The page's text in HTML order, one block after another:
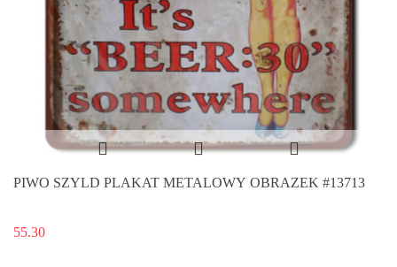
PIWO SZYLD PLAKAT METALOWY OBRAZEK #13713
55.30